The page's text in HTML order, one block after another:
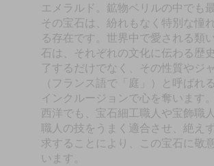
エメラルド。鉱物ベリルの中でも
その宝石は、紛れもなく特別な憧
る存在です。世界中で愛される類
石は、それぞれの文化に伝わる歴
了するだけでなく、その性質やジ
（フランス語で「庭」）と呼ばれ
インクルージョンで心を奪います
西洋でも、宝石細工職人や宝飾職
職人の技をうまく適合させ、絶え
求することにより、この宝石に敬
います。